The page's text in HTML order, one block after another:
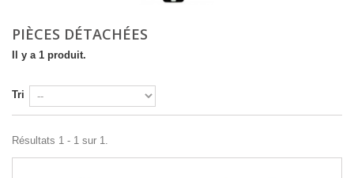
PIÈCES DÉTACHÉES
Il y a 1 produit.
Tri
Résultats 1 - 1 sur 1.